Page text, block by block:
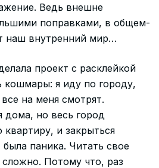
Ведь внешне
поправками, в общем-
наш внутренний мир…
проект с расклейкой
кошмары: я иду по городу,
на меня смотрят.
дома, но весь город
и закрыться
была паника. Читать свое
Потому что, раз